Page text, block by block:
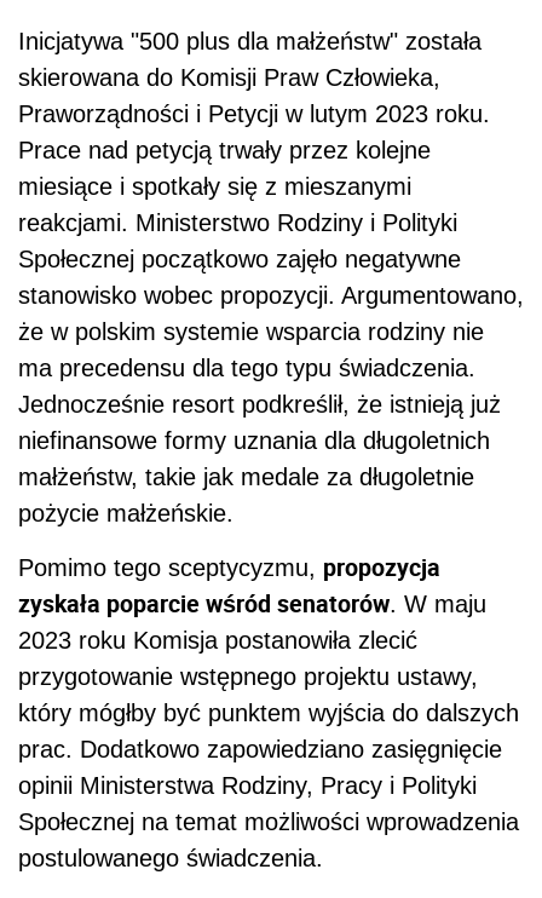
Inicjatywa "500 plus dla małżeństw" została
skierowana do Komisji Praw Człowieka,
Praworządności i Petycji w lutym 2023 roku.
Prace nad petycją trwały przez kolejne
miesiące i spotkały się z mieszanymi
reakcjami. Ministerstwo Rodziny i Polityki
Społecznej początkowo zajęło negatywne
stanowisko wobec propozycji. Argumentowano,
że w polskim systemie wsparcia rodziny nie
ma precedensu dla tego typu świadczenia.
Jednocześnie resort podkreślił, że istnieją już
niefinansowe formy uznania dla długoletnich
małżeństw, takie jak medale za długoletnie
pożycie małżeńskie.
Pomimo tego sceptycyzmu, propozycja
zyskała poparcie wśród senatorów. W maju
2023 roku Komisja postanowiła zlecić
przygotowanie wstępnego projektu ustawy,
który mógłby być punktem wyjścia do dalszych
prac. Dodatkowo zapowiedziano zasięgnięcie
opinii Ministerstwa Rodziny, Pracy i Polityki
Społecznej na temat możliwości wprowadzenia
postulowanego świadczenia.